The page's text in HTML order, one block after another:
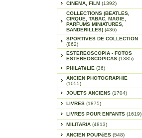
CINEMA, FILM (1392)
COLLECTIONS (BEATLES,
CIRQUE, TABAC, MAGIE,
PARFUMS MINIATURES,
BANDERILLES) (436)
SPORTIVES DE COLLECTION
(862)
ESTEREOSCOPIA - FOTOS
ESTEREOSCOPICAS (1385)
PHILATéLIE (36)
ANCIEN PHOTOGRAPHIE
(1055)
JOUETS ANCIENS (1704)
LIVRES (1875)
LIVRES POUR ENFANTS (1619)
MILITARIA (4813)
ANCIEN POUPéES (548)